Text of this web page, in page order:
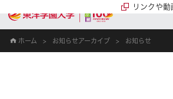
ホーム お知らせアーカイブ お知らせ
リンクや